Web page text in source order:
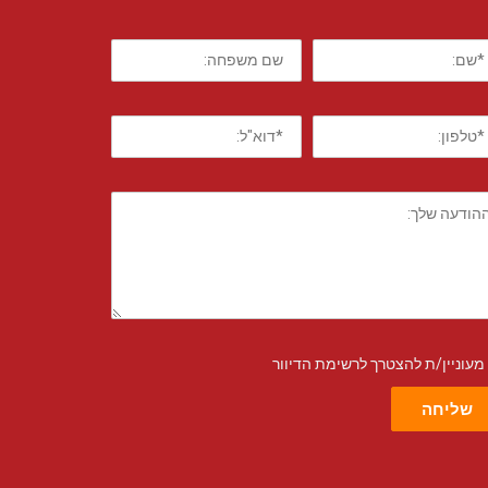
מעוניין/ת להצטרך לרשימת הדיוור
שליחה